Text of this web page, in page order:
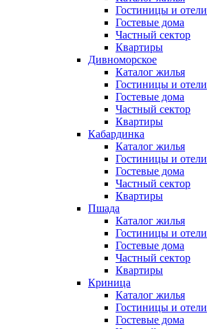
Гостиницы и отели
Гостевые дома
Частный сектор
Квартиры
Дивноморское
Каталог жилья
Гостиницы и отели
Гостевые дома
Частный сектор
Квартиры
Кабардинка
Каталог жилья
Гостиницы и отели
Гостевые дома
Частный сектор
Квартиры
Пшада
Каталог жилья
Гостиницы и отели
Гостевые дома
Частный сектор
Квартиры
Криница
Каталог жилья
Гостиницы и отели
Гостевые дома